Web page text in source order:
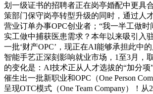
划一级证书的招聘者正在岗亭婚配中更具
策部门保守岗亭转型升级的同时，通过人
营业订单办事OPC创业者；“我一半工做
实工做中捕获医患需求？本年以来吸引入
一批‘财产OPC’，现正在AI能够承担此中
智能手艺正深刻影响就业市场，1至3月，
的变化是：AI技术正从人才选拔的“加分项”
催生出一批新职业和OPC（One Person
呈现OTC模式（One Team Company）！从